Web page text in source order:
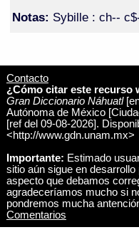
Notas: Sybille : ch--
Contacto
¿Cómo citar este recurso
Gran Diccionario Náhuatl
Autónoma de México
[ref del 09-08-2026].
<http://www.gdn.unam.mx>
Importante: Estimado
sitio aún sigue en
aspecto que debamos
agradeceríamos mucho si
pondremos mucha
Comentarios